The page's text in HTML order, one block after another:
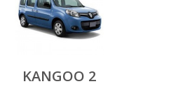
KANGOO 2